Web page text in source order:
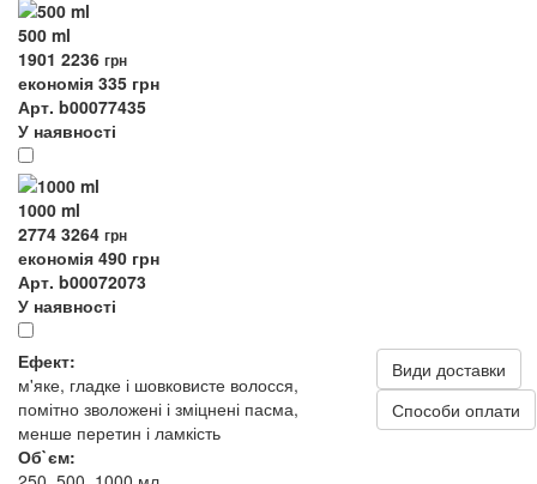
500 ml
1901 2236 грн
економія 335 грн
Арт. b00077435
У наявності
1000 ml
2774 3264 грн
економія 490 грн
Арт. b00072073
У наявності
Ефект:
м'яке, гладке і шовковисте волосся,
помітно зволожені і зміцнені пасма,
менше перетин і ламкість
Об`єм:
Види доставки
Способи оплати